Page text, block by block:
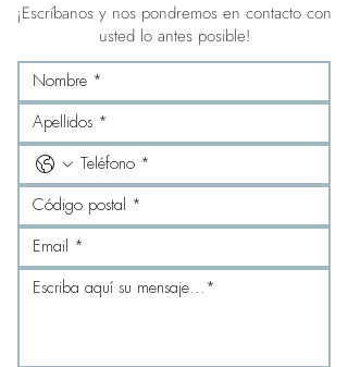
¡Escríbanos y nos pondremos en contacto con
usted lo antes posible!